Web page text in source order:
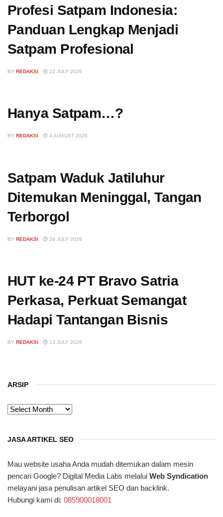
Profesi Satpam Indonesia:
Panduan Lengkap Menjadi
Satpam Profesional
BY REDAKSI 22 JULY 2026
Hanya Satpam…?
BY REDAKSI 4 AUGUST 2026
Satpam Waduk Jatiluhur
Ditemukan Meninggal, Tangan
Terborgol
BY REDAKSI 24 JULY 2026
HUT ke-24 PT Bravo Satria
Perkasa, Perkuat Semangat
Hadapi Tantangan Bisnis
BY REDAKSI 13 JULY 2026
ARSIP
ARSIP
JASA ARTIKEL SEO
Mau website usaha Anda mudah ditemukan dalam mesin
pencari Google? Digital Media Labs melalui Web Syndication
melayani jasa penulisan artikel SEO dan backlink.
Hubungi kami di: 085900018001